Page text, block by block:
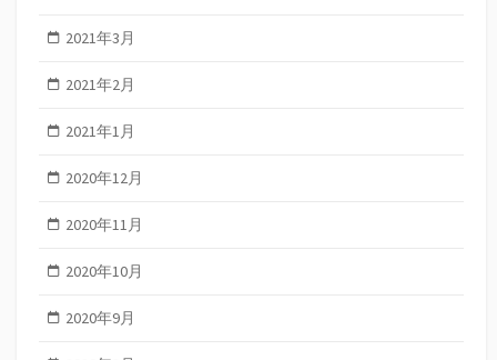
2021年3月
2021年2月
2021年1月
2020年12月
2020年11月
2020年10月
2020年9月